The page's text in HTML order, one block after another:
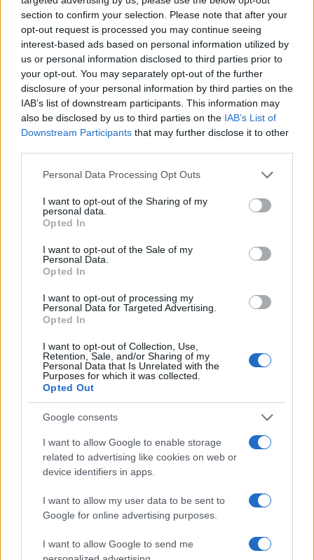
section to confirm your selection. Please note that after your
opt-out request is processed you may continue seeing
interest-based ads based on personal information utilized by
us or personal information disclosed to third parties prior to
your opt-out. You may separately opt-out of the further
disclosure of your personal information by third parties on the
IAB’s list of downstream participants. This information may
also be disclosed by us to third parties on the IAB’s List of
Downstream Participants that may further disclose it to other
Please note that this website/app uses one or more Google
not limited to your visit or usage behaviour. You may click to
grant or deny consent to Google and its third-party tags to
use your data for below specified purposes in below Google
consent section.
Personal Data Processing Opt Outs
I want to opt-out of the Sharing of my
personal data.
Opted In
I want to opt-out of the Sale of my
Personal Data.
Opted In
I want to opt-out of processing my
Personal Data for Targeted Advertising.
Opted In
I want to opt-out of Collection, Use,
Retention, Sale, and/or Sharing of my
Personal Data that Is Unrelated with the
Purposes for which it was collected.
Opted Out
Google consents
I want to allow Google to enable storage
related to advertising like cookies on web or
device identifiers in apps.
I want to allow my user data to be sent to
Google for online advertising purposes.
I want to allow Google to send me
Sanne De Vries · 6 aug 2026
NEWS
Brentolie daalt naar 91,82 dollar: een week van teruggang in
grondstoffen